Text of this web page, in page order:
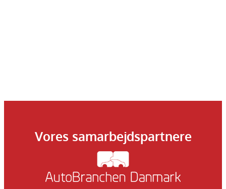
Vores samarbejdspartnere